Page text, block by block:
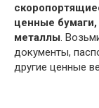
ценные
металлы.
документы,
другие ценные